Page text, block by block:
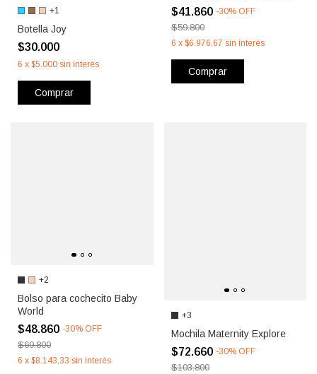
+1
Botella Joy
$30.000
6 x $5.000 sin interés
Comprar
$41.860 -30% OFF
$59.800
6 x $6.976,67 sin interés
Comprar
+2
Bolso para cochecito Baby
World
$48.860 -30% OFF
$69.800
6 x $8.143,33 sin interés
+3
Mochila Maternity Explore
$72.660 -30% OFF
$103.800